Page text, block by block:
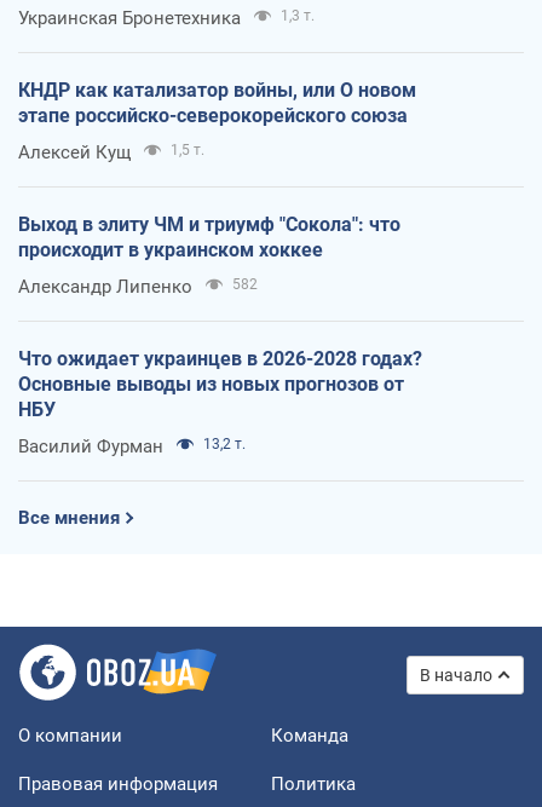
Украинская Бронетехника 1,3 т.
КНДР как катализатор войны, или О новом
этапе российско-северокорейского союза
Алексей Кущ 1,5 т.
Выход в элиту ЧМ и триумф "Сокола": что
происходит в украинском хоккее
Александр Липенко 582
Что ожидает украинцев в 2026-2028 годах?
Основные выводы из новых прогнозов от
НБУ
Василий Фурман 13,2 т.
Все мнения
В начало
О компании Команда
Правовая информация
Политика